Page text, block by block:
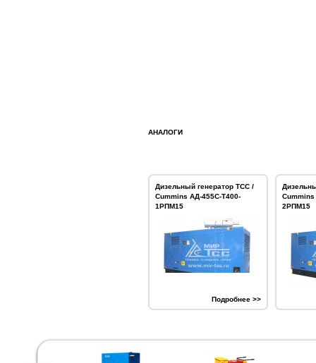
АНАЛОГИ
Дизельный генератор ТСС /
Cummins АД-455С-Т400-
1РПМ15
Подробнее >>
2РПМ15